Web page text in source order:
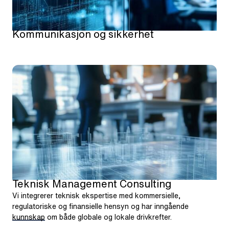
Kommunikasjon og sikkerhet
Teknisk Management Consulting
Vi integrerer teknisk ekspertise med kommersielle,
regulatoriske og finansielle hensyn og har inngående
kunnskap om både globale og lokale drivkrefter.